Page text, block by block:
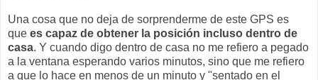
Una cosa que no deja de sorprenderme de este GPS es
que es capaz de obtener la posición incluso dentro de
casa. Y cuando digo dentro de casa no me refiero a pegado
a la ventana esperando varios minutos, sino que me refiero
a que lo hace en menos de un minuto y "sentado en el